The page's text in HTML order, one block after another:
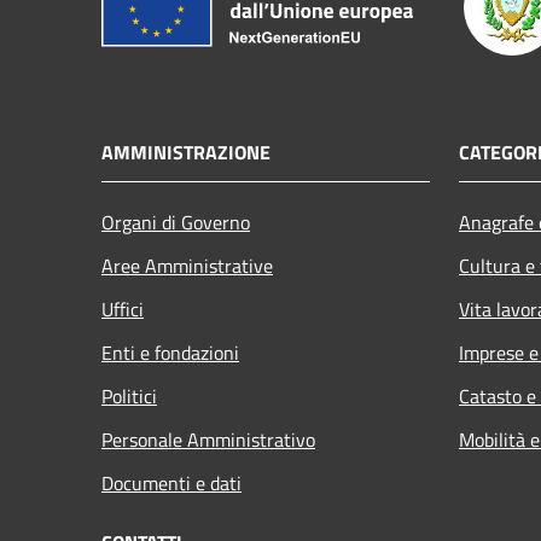
AMMINISTRAZIONE
Organi di Governo
Aree Amministrative
Uffici
Enti e fondazioni
Politici
Personale Amministrativo
Documenti e dati
Cultura
Vita
Imprese
Catasto
Mobilità